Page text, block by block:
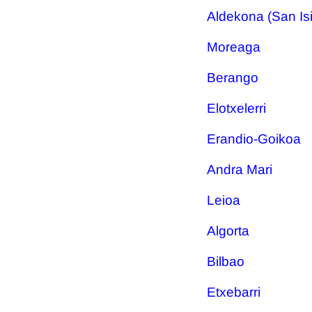
Aldekona (San
Moreaga
Berango
Elotxelerri
Erandio-Goikoa
Andra Mari
Leioa
Algorta
Bilbao
Etxebarri